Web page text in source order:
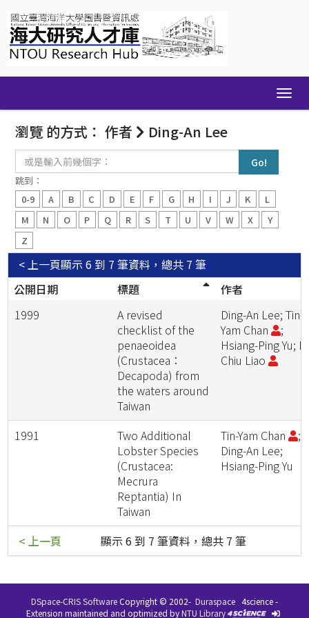
navigation
瀏覽 的方式： 作者 Ding-An Lee
入
前
幾
個
跳到：
0-9
A B C D E F G H I J K
L
M
N O P Q R S T U V W X
Y
Z
顯示 6 到 7 筆資料，總共 7 筆
< 上一頁
公開日期
標題
作者
1999
A revised
checklist of the
penaeoidea
(Crustacea：
Decapoda) from
the waters around
Taiwan
Ding-An Lee; Tin-
Yam Chan
;
Hsiang-Ping Yu; I-
Chiu Liao
1991
Two Additional
Lobster Species
(Crustacea:
Mecrura
Reptantia) In
Taiwan
Tin-Yam Chan
;
Ding-An Lee;
Hsiang-Ping Yu
顯示 6 到 7 筆資料，總共 7 筆
< 上一頁
DSpace-CRIS SoftwareCopyright © 2002- Duraspace 4science -
Extension maintained and optimized byNTU Library